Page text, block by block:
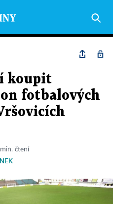
koupit
fotbalových
min. čtení